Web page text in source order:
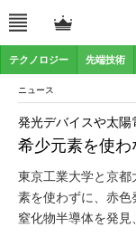
テクノロジー 先端技術
ニュース
希少元素を使
発光デバイスや太陽
東京工業大学と京
素を使わずに、赤
窒化物半導体を発見